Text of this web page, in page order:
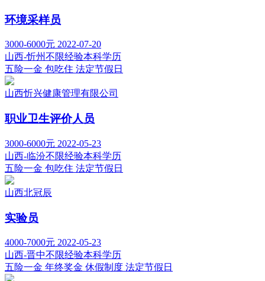
环境采样员
3000-6000元 2022-07-20
山西-忻州不限经验本科学历
五险一金 包吃住 法定节假日
山西忻兴健康管理有限公司
职业卫生评价人员
3000-6000元 2022-05-23
山西-临汾不限经验本科学历
五险一金 包吃住 法定节假日
山西北冠辰
实验员
4000-7000元 2022-05-23
山西-晋中不限经验本科学历
五险一金 年终奖金 休假制度 法定节假日